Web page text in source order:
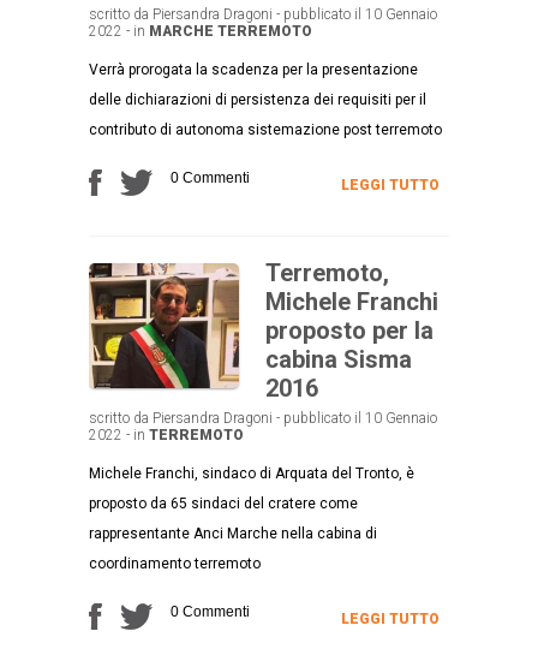
scritto da Piersandra Dragoni - pubblicato il 10 Gennaio
2022 - in MARCHE TERREMOTO
Verrà prorogata la scadenza per la presentazione
delle dichiarazioni di persistenza dei requisiti per il
contributo di autonoma sistemazione post terremoto
0 Commenti LEGGI TUTTO
Terremoto,
Michele Franchi
proposto per la
cabina Sisma
2016
scritto da Piersandra Dragoni - pubblicato il 10 Gennaio
2022 - in TERREMOTO
Michele Franchi, sindaco di Arquata del Tronto, è
proposto da 65 sindaci del cratere come
rappresentante Anci Marche nella cabina di
coordinamento terremoto
0 Commenti LEGGI TUTTO